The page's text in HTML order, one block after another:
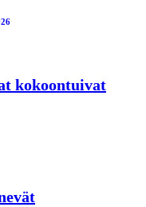
kokoontuivat